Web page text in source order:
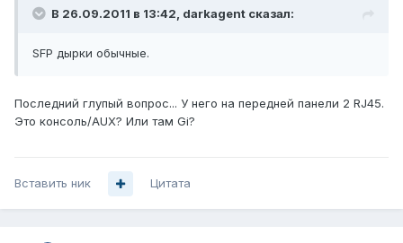
В 26.09.2011 в 13:42, darkagent сказал:
SFP дырки обычные.
Последний глупый вопрос... У него на передней панели 2 RJ45.
Это консоль/AUX? Или там Gi?
Вставить ник Цитата